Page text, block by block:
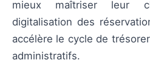
mieux maîtriser leur
digitalisation des
accélère le cycle de
administratifs.